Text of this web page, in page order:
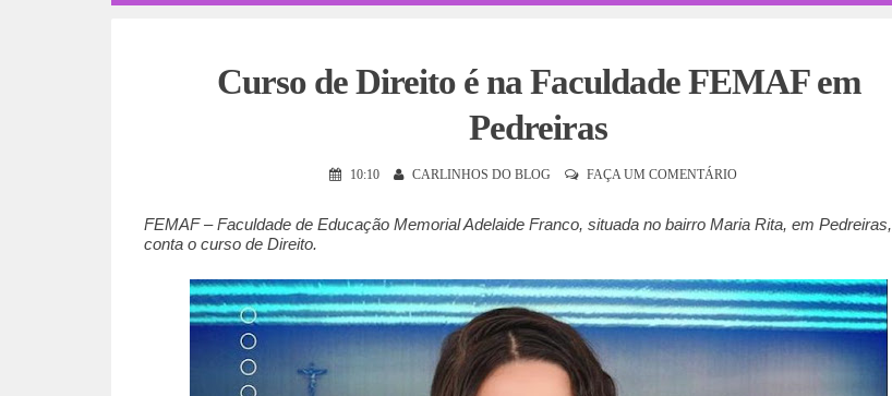
Curso de Direito é na Faculdade FEMAF em
Pedreiras
10:10 CARLINHOS DO BLOG FAÇA UM COMENTÁRIO
FEMAF – Faculdade de Educação Memorial Adelaide Franco, situada no bairro Maria Rita, em Pedreiras,
conta o curso de Direito.